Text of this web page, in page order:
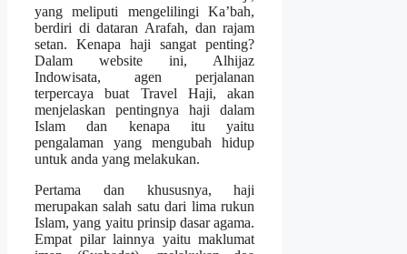
yang meliputi mengelilingi Ka’bah,
berdiri di dataran Arafah, dan rajam
setan. Kenapa haji sangat penting?
Dalam website ini, Alhijaz
Indowisata, agen perjalanan
terpercaya buat Travel Haji, akan
menjelaskan pentingnya haji dalam
Islam dan kenapa itu yaitu
pengalaman yang mengubah hidup
untuk anda yang melakukan.
Pertama dan khususnya, haji
merupakan salah satu dari lima rukun
Islam, yang yaitu prinsip dasar agama.
Empat pilar lainnya yaitu maklumat